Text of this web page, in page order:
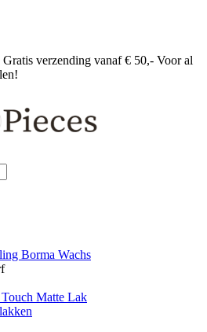
Gratis verzending vanaf € 50,- Voor al
Borma Wachs
Matte Lak